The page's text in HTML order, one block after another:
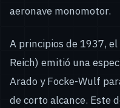
aeronave monomotor.
A principios de 1937,
Reich) emitió una
Arado y Focke-Wulf
de corto alcance. Este